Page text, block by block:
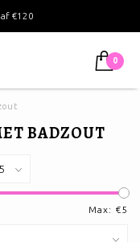
€120
0
BADZOUT
Max: €5